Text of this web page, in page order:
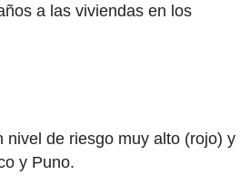
a las viviendas en los
de riesgo muy alto (rojo) y
y Puno.